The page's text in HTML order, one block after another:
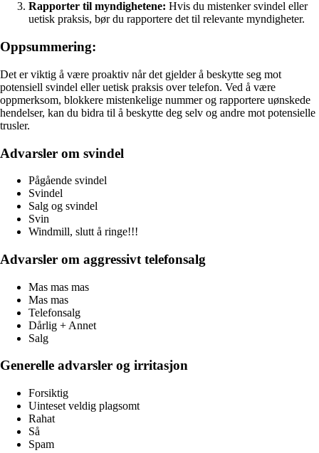
Rapporter til myndighetene: Hvis du mistenker svindel eller
uetisk praksis, bør du rapportere det til relevante myndigheter.
Oppsummering:
Det er viktig å være proaktiv når det gjelder å beskytte seg mot
potensiell svindel eller uetisk praksis over telefon. Ved å være
oppmerksom, blokkere mistenkelige nummer og rapportere uønskede
hendelser, kan du bidra til å beskytte deg selv og andre mot potensielle
trusler.
Advarsler om svindel
Pågående svindel
Svindel
Salg og svindel
Svin
Windmill, slutt å ringe!!!
Advarsler om aggressivt telefonsalg
Mas mas mas
Mas mas
Telefonsalg
Dårlig + Annet
Salg
Generelle advarsler og irritasjon
Forsiktig
Uinteset veldig plagsomt
Rahat
Så
Spam